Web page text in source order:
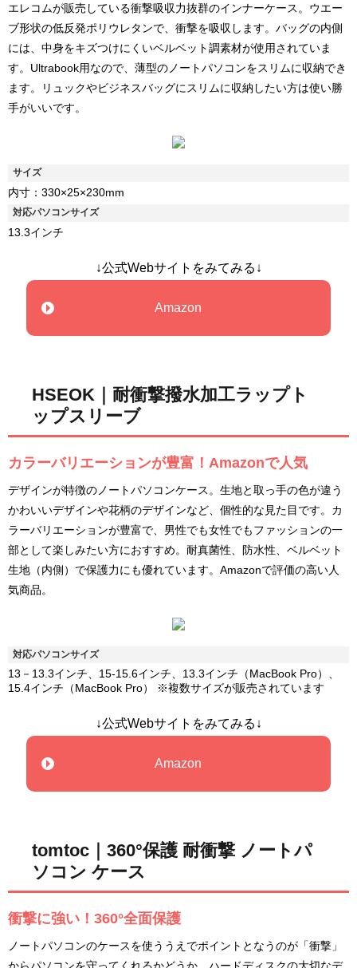
エレコムが販売している衝撃吸収力抜群のインナーケース。ウエー
ブ形状の低反発ポリウレタンで、衝撃を吸収します。バッグの内側
には、中身をキズつけにくいベルベット調素材が使用されていま
す。Ultrabook用なので、薄型のノートパソコンをスリムに収納でき
ます。リュックやビジネスバッグにスリムに収納したい方は使い勝
手がいいです。
サイズ
内寸：330×25×230mm
対応パソコンサイズ
13.3インチ
↓公式Webサイトをみてみる↓
Amazon
HSEOK｜耐衝撃撥水加工ラップト
ップスリーブ
カラーバリエーションが豊富！Amazonで人気
デザインが特徴のノートパソコンケース。生地と取っ手の色が違う
かわいいデザインや花柄のデザインなど、個性的な見た目です。カ
ラーバリエーションが豊富で、男性でも女性でもファッションの一
部として楽しみたい方におすすめ。耐真菌性、防水性、ベルベット
生地（内側）で保護力にも優れています。Amazonで評価の高い人
気商品。
対応パソコンサイズ
13－13.3インチ、15-15.6インチ、13.3インチ（MacBook Pro）、
15.4インチ（MacBook Pro） ※複数サイズが販売されています
↓公式Webサイトをみてみる↓
Amazon
tomtoc｜360°保護 耐衝撃 ノートパ
ソコン ケース
衝撃に強い！360°全面保護
ノートパソコンのケースを使ううえでポイントとなうのが「衝撃」